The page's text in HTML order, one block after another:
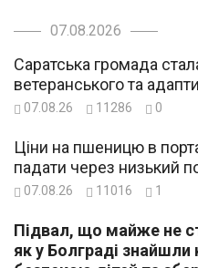
07.08.2026
Саратська громада
ветеранського та
07.08.26 11286 0
Ціни на пшеницю в
падати через низький
07.08.26 11016 1
Підвал, що майже не
як у Болграді